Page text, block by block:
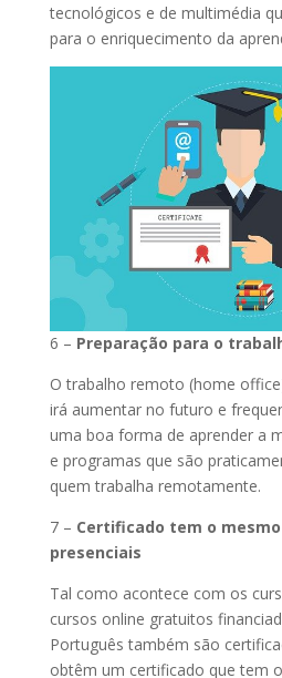
tecnológicos e de multimédia
para o enriquecimento da
6 – Preparação para o
O trabalho remoto (home
irá aumentar no futuro e
uma boa forma de aprender a
e programas que são
quem trabalha remotamente.
7 – Certificado tem o
presenciais
Tal como acontece com os
cursos online gratuitos
Português também são
obtêm um certificado que tem